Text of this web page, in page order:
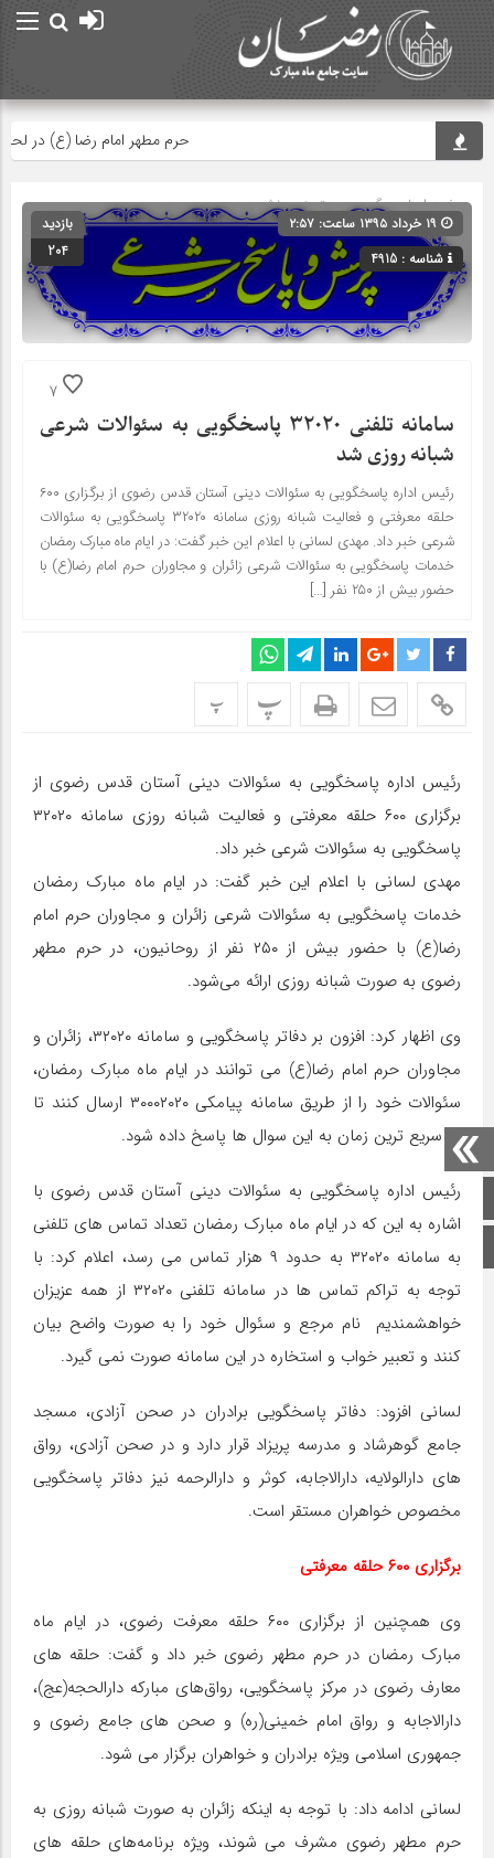
صفحه اصلی
اینستاگرام
حرم مطهر امام رضا (ع) در لحظه
صفحه اصلی» گروه » دسته‌بندی نشده
شناسه : 4915
بازدید
204
7
سامانه تلفنی ۳۲۰۲۰ پاسخگویی به سئوالات شرعی
شبانه روزی شد
رئیس اداره پاسخگویی به سئوالات دینی آستان قدس رضوی از برگزاری ۶۰۰
حلقه معرفتی و فعالیت شبانه روزی سامانه ۳۲۰۲۰ پاسخگویی به سئوالات
شرعی خبر داد. مهدی لسانی با اعلام این خبر گفت‌:‌ در ایام ماه مبارک رمضان
خدمات پاسخگویی به سئوالات شرعی زائران و مجاوران حرم امام رضا(ع) با
حضور بیش از ۲۵۰ نفر […]
پ پ
رئیس اداره پاسخگویی به سئوالات دینی آستان قدس رضوی از
برگزاری ۶۰۰ حلقه معرفتی و فعالیت شبانه روزی سامانه ۳۲۰۲۰
پاسخگویی به سئوالات شرعی خبر داد.
مهدی لسانی با اعلام این خبر گفت‌:‌ در ایام ماه مبارک رمضان
خدمات پاسخگویی به سئوالات شرعی زائران و مجاوران حرم امام
رضا(ع) با حضور بیش از ۲۵۰ نفر از روحانیون، در حرم مطهر
رضوی به صورت شبانه روزی ارائه می‌شود.
وی اظهار کرد:‌ افزون بر دفاتر پاسخگویی و سامانه ۳۲۰۲۰،‌ زائران و
مجاوران حرم امام رضا(ع) می توانند در ایام ماه مبارک رمضان،
سئوالات خود را از طریق سامانه پیامکی ۳۰۰۰۲۰۲۰ ارسال کنند تا
در سریع ترین زمان به این سوال ها پاسخ داده شود.
رئیس اداره پاسخگویی به سئوالات دینی آستان قدس رضوی با
اشاره به این که در ایام ماه مبارک رمضان تعداد تماس های تلفنی
به سامانه ۳۲۰۲۰ به حدود ۹ هزار تماس می رسد، اعلام کرد: با
توجه به تراکم تماس ها در سامانه تلفنی ۳۲۰۲۰ از همه عزیزان
خواهشمندیم نام مرجع و سئوال خود را به صورت واضح بیان
کنند و تعبیر خواب و استخاره در این سامانه صورت نمی گیرد.
لسانی افزود: دفاتر پاسخگویی برادران در صحن آزادی، مسجد
جامع گوهرشاد و مدرسه پریزاد قرار دارد و در صحن آزادی، رواق
های دارالولایه، دارالاجابه، کوثر و دارالرحمه نیز دفاتر پاسخگویی
مخصوص خواهران مستقر است.
برگزاری ۶۰۰ حلقه معرفتی
وی همچنین از برگزاری ۶۰۰ حلقه معرفت رضوی، در ایام ماه
مبارک رمضان در حرم مطهر رضوی خبر داد و گفت: ‌حلقه های
معارف رضوی در مرکز پاسخگویی، رواق‌های مبارکه دارالحجه(عج)،
دارالاجابه و رواق امام خمینی(ره) و صحن های جامع رضوی و
جمهوری اسلامی ویژه برادران و خواهران برگزار می شود.
لسانی ادامه داد: با توجه به اینکه زائران به صورت شبانه روزی به
حرم مطهر رضوی مشرف می شوند، ویژه برنامه‌های حلقه های